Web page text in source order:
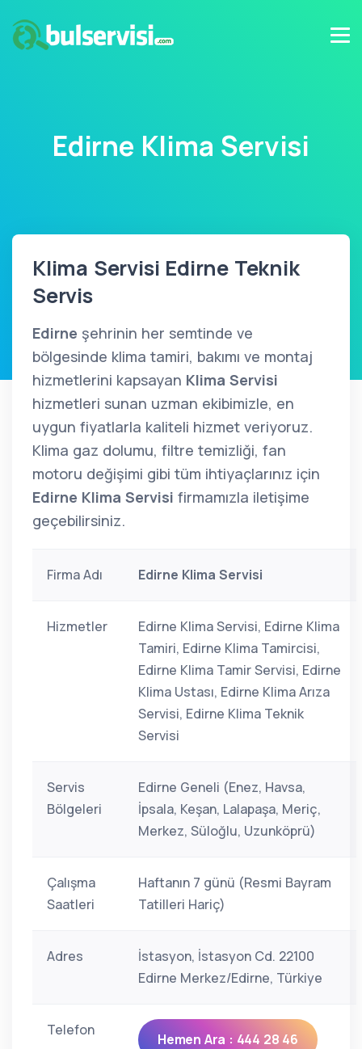
Edirne Klima Servisi
Klima Servisi Edirne Teknik
Servis
Edirne şehrinin her semtinde ve
bölgesinde klima tamiri, bakımı ve montaj
hizmetlerini kapsayan Klima Servisi
hizmetleri sunan uzman ekibimizle, en
uygun fiyatlarla kaliteli hizmet veriyoruz.
Klima gaz dolumu, filtre temizliği, fan
motoru değişimi gibi tüm ihtiyaçlarınız için
Edirne Klima Servisi firmamızla iletişime
geçebilirsiniz.
Firma Adı Edirne Klima Servisi
Hizmetler
Edirne Klima Servisi, Edirne Klima
Tamiri, Edirne Klima Tamircisi,
Edirne Klima Tamir Servisi, Edirne
Klima Ustası, Edirne Klima Arıza
Servisi, Edirne Klima Teknik
Servisi
Servis
Bölgeleri
Edirne Geneli (Enez, Havsa,
İpsala, Keşan, Lalapaşa, Meriç,
Merkez, Süloğlu, Uzunköprü)
Çalışma
Saatleri
Haftanın 7 günü (Resmi Bayram
Tatilleri Hariç)
Adres
İstasyon, İstasyon Cd. 22100
Edirne Merkez/Edirne, Türkiye
Telefon
Hemen Ara : 444 28 46